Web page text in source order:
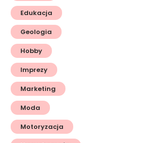
Edukacja
Geologia
Hobby
Imprezy
Marketing
Moda
Motoryzacja